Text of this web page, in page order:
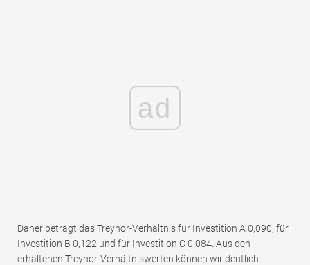
ad
Daher beträgt das Treynor-Verhältnis für Investition A 0,090, für
Investition B 0,122 und für Investition C 0,084. Aus den
erhaltenen Treynor-Verhältniswerten können wir deutlich